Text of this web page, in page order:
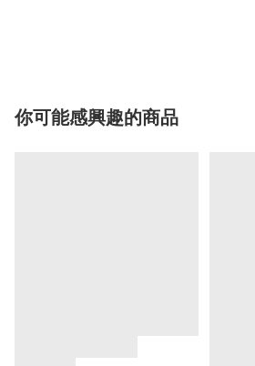
你可能感興趣的商品